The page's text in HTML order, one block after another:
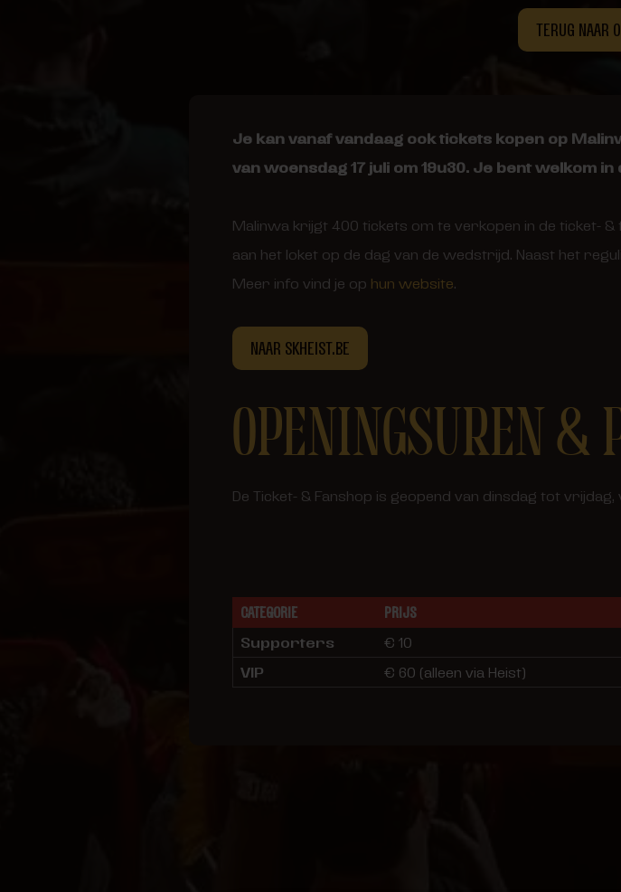
TERUG NAAR
Je kan vanaf vandaag ook tickets kopen op
van woensdag 17 juli om 19u30. Je bent welkom
Malinwa krijgt 400 tickets om te verkopen in de ticket-
aan het loket op de dag van de wedstrijd. Naast het
Meer info vind je op hun website.
NAAR SKHEIST.BE
OPENINGSUREN &
De Ticket- & Fanshop is geopend van dinsdag tot vrijdag,
CATEGORIE PRIJS
Supporters
€ 10
VIP
€ 60 (alleen via Heist)